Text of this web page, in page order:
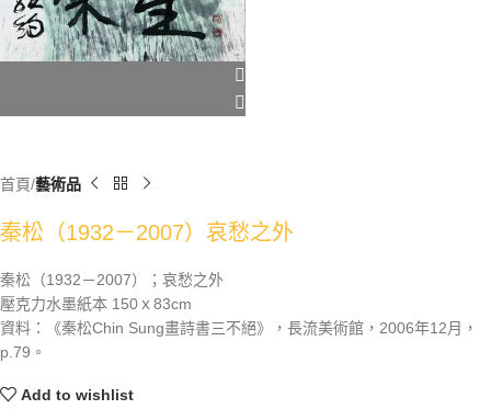
首頁 藝術品
秦松（1932－2007）哀愁之外
秦松（1932－2007）；哀愁之外
壓克力水墨紙本 150ｘ83cm
資料：《秦松Chin Sung畫詩書三不絕》，長流美術館，2006年12月，
p.79。
Add to wishlist